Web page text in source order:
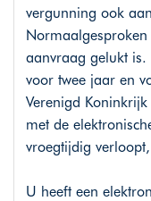
vergunning ook
aanvraag gelukt is.
voor twee jaar en
Verenigd
met de
vroegtijdig
U heeft een